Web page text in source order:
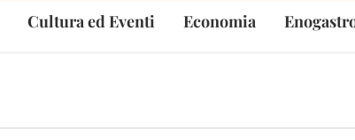
Cultura ed Eventi Economia